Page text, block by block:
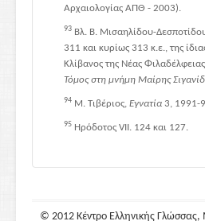
Αρχαιολογίας ΑΠΘ - 2003).
93 Βλ. Β. Μισαηλίδου-
311 και κυρίως 313 κ.ε., της
Κλίβανος της Νέας
Τόμος στη μνήμη Μαίρης
94 Μ. Τιβέριος, Εγνατία 3, 1991-
95 Ηρόδοτος VII. 124 και 127.
© 2012 Κέντρο Ελληνικής